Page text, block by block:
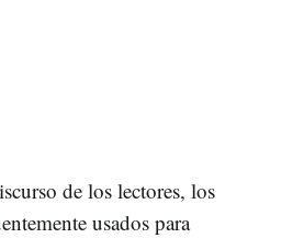
de los lectores, los
usados para